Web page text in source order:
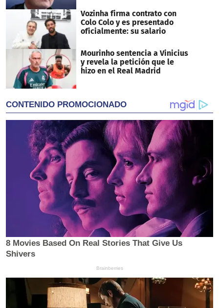
Vozinha firma contrato con
Colo Colo y es presentado
oficialmente: su salario
Mourinho sentencia a Vinicius
y revela la petición que le
hizo en el Real Madrid